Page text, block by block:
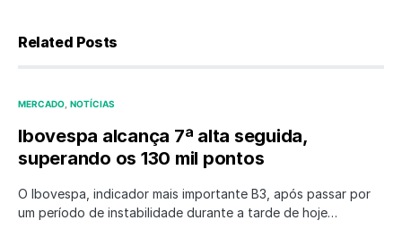
Related Posts
MERCADO NOTÍCIAS
Ibovespa alcança 7ª alta seguida,
superando os 130 mil pontos
O Ibovespa, indicador mais importante B3, após passar por
um período de instabilidade durante a tarde de hoje…